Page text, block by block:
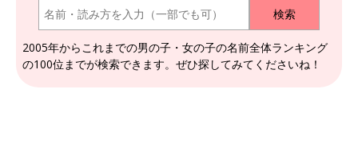
2005年からこれまでの男の子・女の子の名前全体ランキング
の100位までが検索できます。ぜひ探してみてくださいね！